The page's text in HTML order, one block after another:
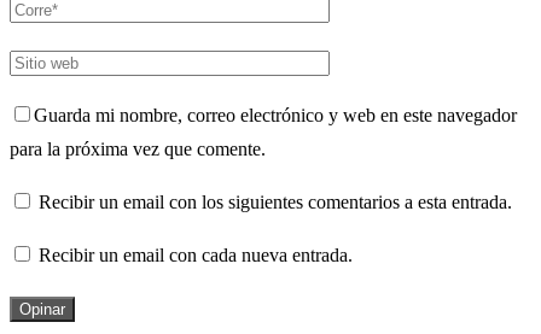
Guarda mi nombre, correo electrónico y web en este navegador
para la próxima vez que comente.
Recibir un email con los siguientes comentarios a esta entrada.
Recibir un email con cada nueva entrada.